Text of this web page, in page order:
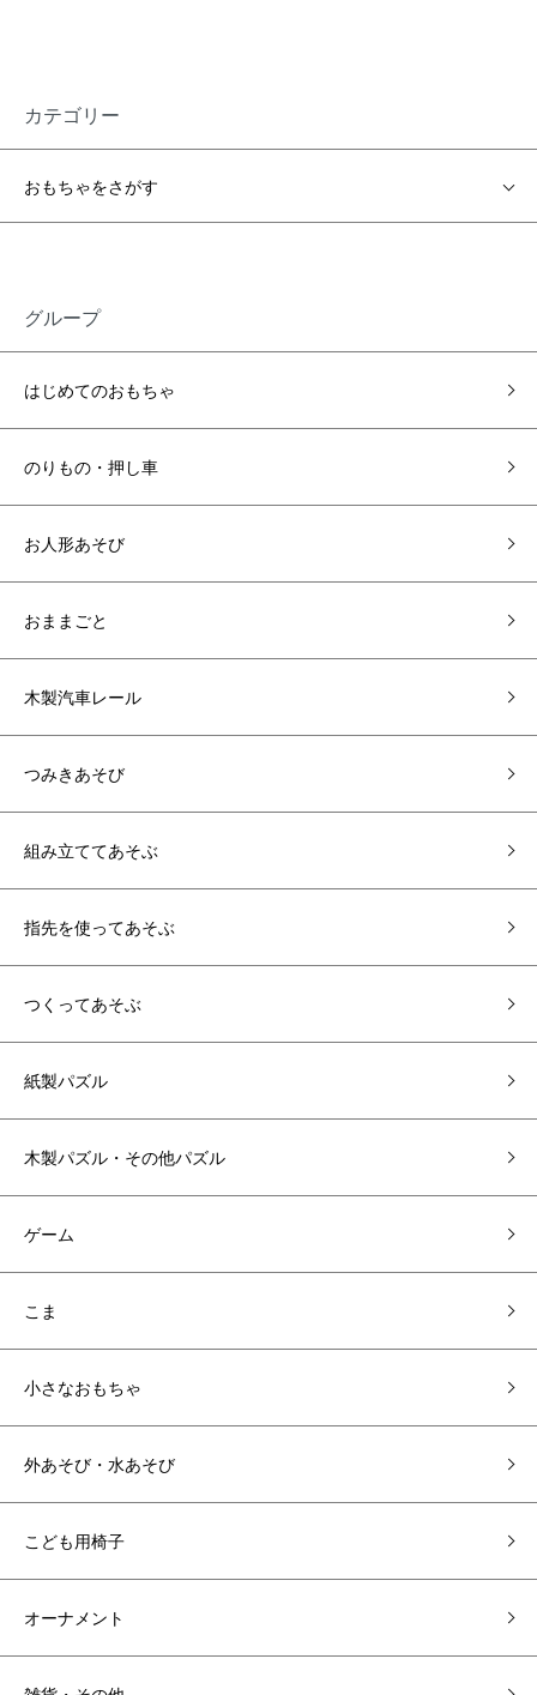
カテゴリー
おもちゃをさがす
グループ
はじめてのおもちゃ
のりもの・押し車
お人形あそび
おままごと
木製汽車レール
つみきあそび
組み立ててあそぶ
指先を使ってあそぶ
つくってあそぶ
紙製パズル
木製パズル・その他パズル
ゲーム
こま
小さなおもちゃ
外あそび・水あそび
こども用椅子
オーナメント